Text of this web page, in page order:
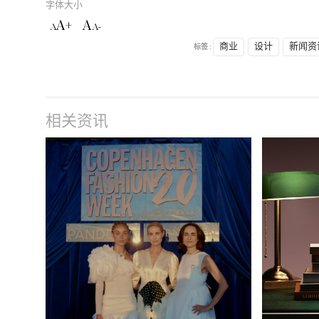
字体大小
AA+ AA-
标签 : 商业 设计 新闻资
相关资讯